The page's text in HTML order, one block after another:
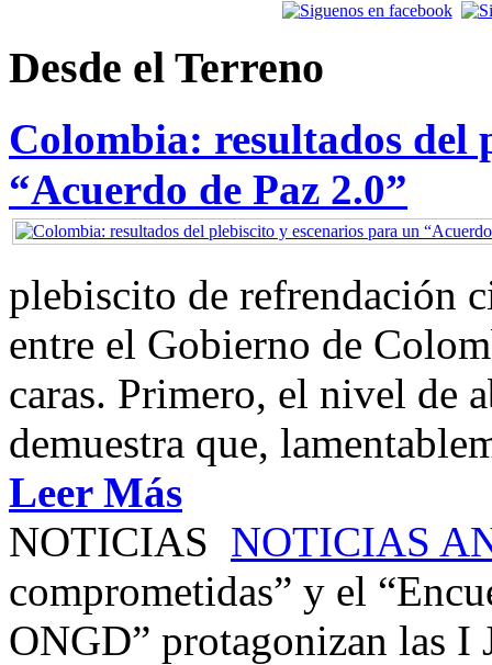
Desde el Terreno
Colombia: resultados del
“Acuerdo de Paz 2.0”
plebiscito de refrendación
entre el Gobierno de
caras. Primero, el nivel de
demuestra que,
Leer Más
NOTICIAS NOTICIAS
comprometidas” y el
ONGD” protagonizan las I